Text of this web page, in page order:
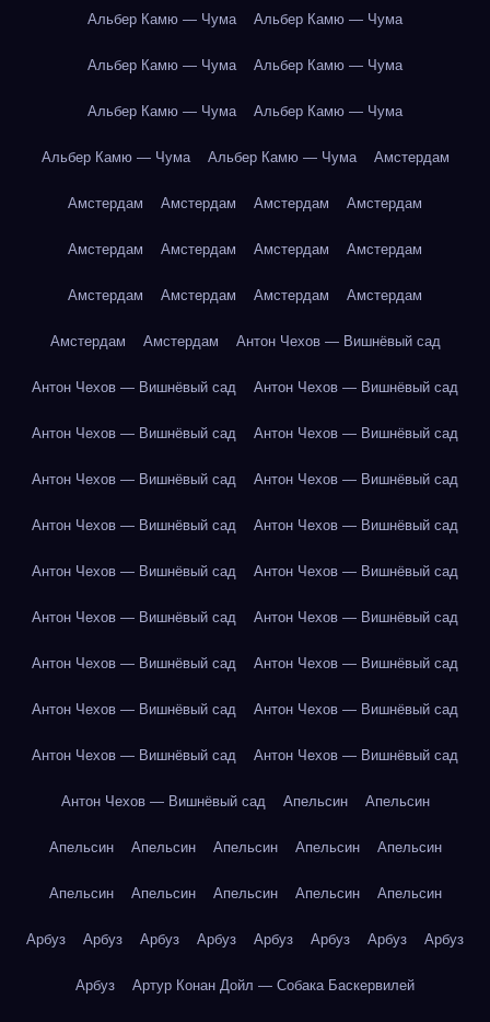
Альбер Камю — Чума Альбер Камю — Чума
Альбер Камю — Чума Альбер Камю — Чума
Альбер Камю — Чума Альбер Камю — Чума
Альбер Камю — Чума Альбер Камю — Чума Амстердам
Амстердам Амстердам Амстердам Амстердам
Амстердам Амстердам Амстердам Амстердам
Амстердам Амстердам Амстердам Амстердам
Амстердам Амстердам Антон Чехов — Вишнёвый сад
Антон Чехов — Вишнёвый сад Антон Чехов — Вишнёвый сад
Антон Чехов — Вишнёвый сад Антон Чехов — Вишнёвый сад
Антон Чехов — Вишнёвый сад Антон Чехов — Вишнёвый сад
Антон Чехов — Вишнёвый сад Антон Чехов — Вишнёвый сад
Антон Чехов — Вишнёвый сад Антон Чехов — Вишнёвый сад
Антон Чехов — Вишнёвый сад Антон Чехов — Вишнёвый сад
Антон Чехов — Вишнёвый сад Антон Чехов — Вишнёвый сад
Антон Чехов — Вишнёвый сад Антон Чехов — Вишнёвый сад
Антон Чехов — Вишнёвый сад Антон Чехов — Вишнёвый сад
Антон Чехов — Вишнёвый сад Апельсин Апельсин
Апельсин Апельсин Апельсин Апельсин Апельсин
Апельсин Апельсин Апельсин Апельсин Апельсин
Арбуз Арбуз Арбуз Арбуз Арбуз Арбуз Арбуз Арбуз
Арбуз Артур Конан Дойл — Собака Баскервилей